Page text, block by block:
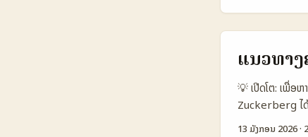
beauty. ສິ່ງທີ່ຕ້ອ
Dr. Masoud
ສະເຫຼີມພາບແນ
Data
Instagram
Reach (local
Shoppable
ແນວທາ
💡 ເປີດໂຕ: ເພື່ອ
Zuckerberg ໄດ້
ເພີ່ມຂຶ້ນ — ນີ້ແມ່ນ
13 ມັງກອນ 2026·